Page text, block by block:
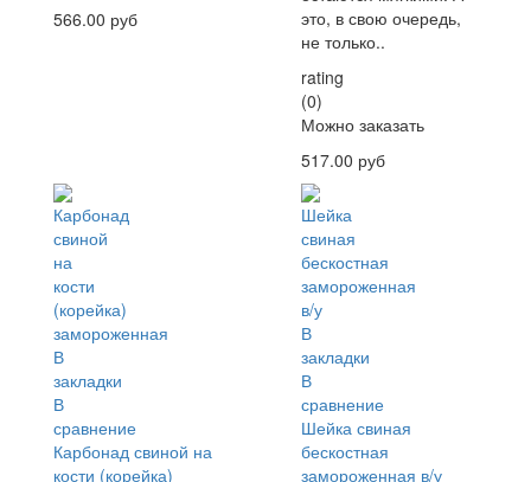
566.00 руб
это, в свою очередь,
не только..
rating
(0)
Можно заказать
517.00 руб
В
закладки
В
сравнение
Карбонад свиной на
кости (корейка)
В
закладки
В
сравнение
Шейка свиная
бескостная
замороженная в/у